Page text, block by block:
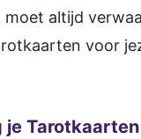
altijd
voor
je